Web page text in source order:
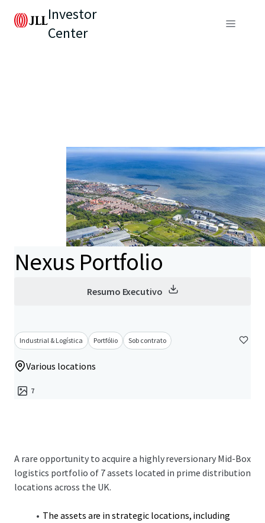
Investor
Center
Nexus Portfolio
Resumo Executivo
Industrial & Logística Portfólio Sob contrato
Various locations
7
A rare opportunity to acquire a highly reversionary Mid-Box
logistics portfolio of 7 assets located in prime distribution
locations across the UK.
The assets are in strategic locations, including